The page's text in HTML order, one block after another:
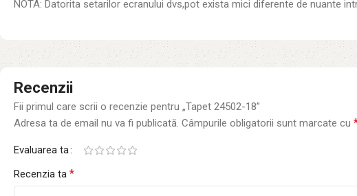
NOTA: Datorita setarilor ecranului dvs,pot exista mici diferente de nuante
Recenzii
Fii primul care scrii o recenzie pentru „Tapet 24502-18”
Adresa ta de email nu va fi publicată. Câmpurile obligatorii sunt marcate cu
Evaluarea ta
Recenzia ta *